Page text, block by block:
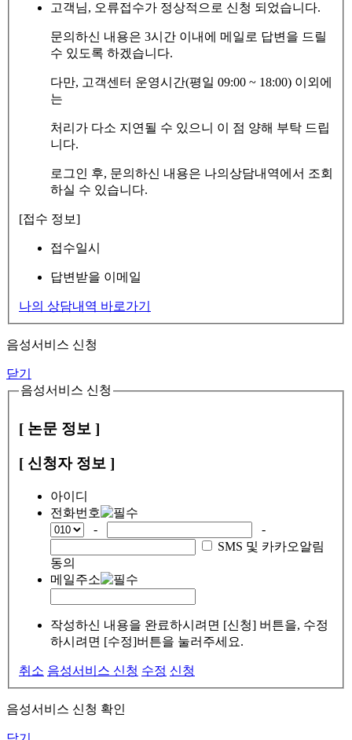
고객님, 오류접수가 정상적으로 신청 되었습니다.
문의하신 내용은 3시간 이내에 메일로 답변을 드릴
수 있도록 하겠습니다.
다만, 고객센터 운영시간(평일 09:00 ~ 18:00) 이외에
는
처리가 다소 지연될 수 있으니 이 점 양해 부탁 드립
니다.
로그인 후, 문의하신 내용은 나의상담내역에서 조회
하실 수 있습니다.
[접수 정보]
접수일시
답변받을 이메일
나의 상담내역 바로가기
음성서비스 신청
닫기
음성서비스 신청
[ 논문 정보 ]
[ 신청자 정보 ]
아이디
전화번호
-
-
SMS 및 카카오알림
동의
메일주소
작성하신 내용을 완료하시려면 [신청] 버튼을, 수정
하시려면 [수정]버튼을 눌러주세요.
취소 음성서비스 신청 수정 신청
음성서비스 신청 확인